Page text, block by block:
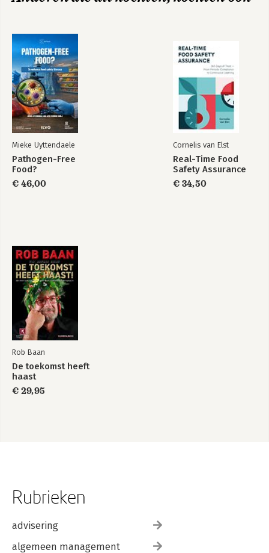
Mieke Uyttendaele
Pathogen-Free
Food?
€ 46,00
Cornelis van Elst
Real-Time Food
Safety Assurance
€ 34,50
Rob Baan
De toekomst heeft
haast
€ 29,95
Rubrieken
advisering
algemeen management